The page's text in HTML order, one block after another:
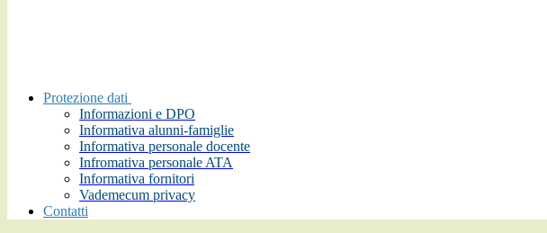
Protezione dati
Informazioni e DPO
Informativa alunni-famiglie
Informativa personale docente
Infromativa personale ATA
Informativa fornitori
Vademecum privacy
Contatti